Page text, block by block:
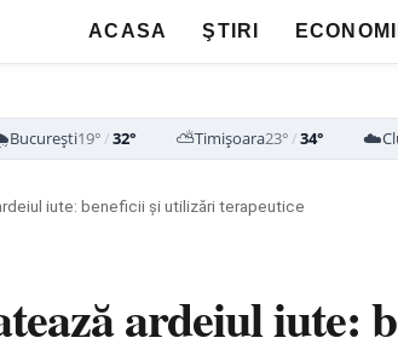
ACASA ŞTIRI
București19°/32° ⛅Timișoara23°/34° ☁️
iute: beneficii și utilizări terapeutice
ardeiul iute: